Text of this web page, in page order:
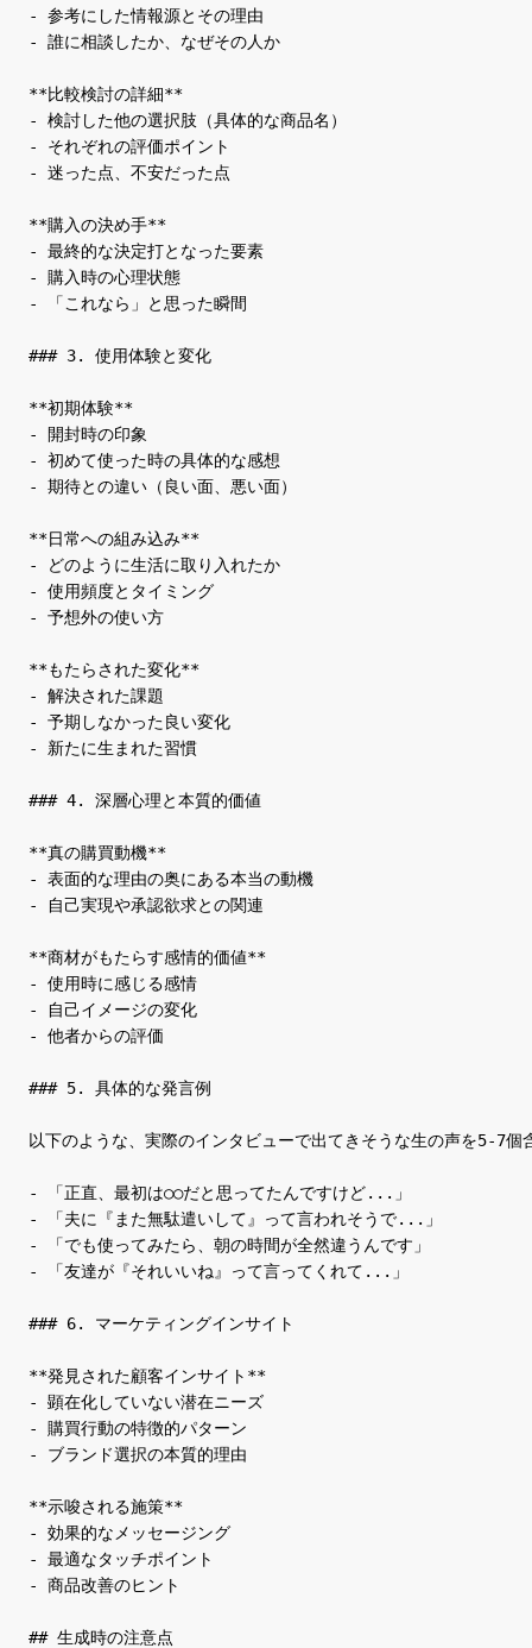
- 参考にした情報源とその理由
- 誰に相談したか、なぜその人か
**比較検討の詳細**
- 検討した他の選択肢（具体的な商品名）
- それぞれの評価ポイント
- 迷った点、不安だった点
**購入の決め手**
- 最終的な決定打となった要素
- 購入時の心理状態
- 「これなら」と思った瞬間
### 3. 使用体験と変化
**初期体験**
- 開封時の印象
- 初めて使った時の具体的な感想
- 期待との違い（良い面、悪い面）
**日常への組み込み**
- どのように生活に取り入れたか
- 使用頻度とタイミング
- 予想外の使い方
**もたらされた変化**
- 解決された課題
- 予期しなかった良い変化
- 新たに生まれた習慣
### 4. 深層心理と本質的価値
**真の購買動機**
- 表面的な理由の奥にある本当の動機
- 自己実現や承認欲求との関連
**商材がもたらす感情的価値**
- 使用時に感じる感情
- 自己イメージの変化
- 他者からの評価
### 5. 具体的な発言例
以下のような、実際のインタビューで出てきそうな生の声を5-7個
- 「正直、最初は○○だと思ってたんですけど...」
- 「夫に『また無駄遣いして』って言われそうで...」
- 「でも使ってみたら、朝の時間が全然違うんです」
- 「友達が『それいいね』って言ってくれて...」
### 6. マーケティングインサイト
**発見された顧客インサイト**
- 顕在化していない潜在ニーズ
- 購買行動の特徴的パターン
- ブランド選択の本質的理由
**示唆される施策**
- 効果的なメッセージング
- 最適なタッチポイント
- 商品改善のヒント
## 生成時の注意点